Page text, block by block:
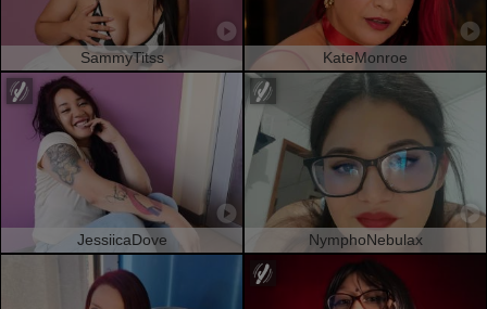
SammyTitss KateMonroe
JessiicaDove NymphoNebulax